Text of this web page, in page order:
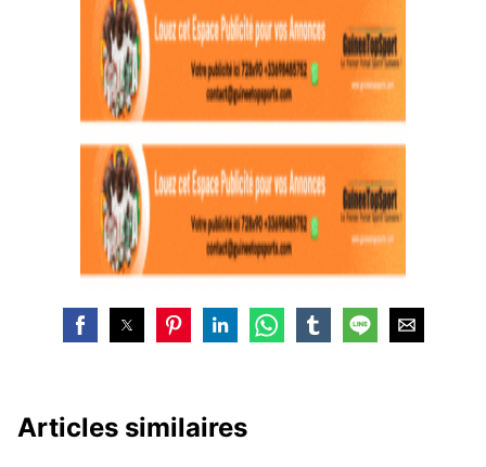
Articles similaires